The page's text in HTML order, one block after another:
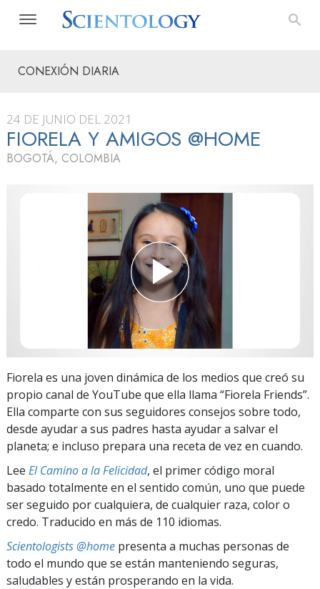
CONEXIÓN DIARIA
24 DE JUNIO DEL 2021
FIORELA Y AMIGOS @HOME
BOGOTÁ, COLOMBIA
Fiorela es una joven dinámica de los medios que creó su
propio canal de YouTube que ella llama “Fiorela Friends”.
Ella comparte con sus seguidores consejos sobre todo,
desde ayudar a sus padres hasta ayudar a salvar el
planeta; e incluso prepara una receta de vez en cuando.
Lee El Camino a la Felicidad, el primer código moral
basado totalmente en el sentido común, uno que puede
ser seguido por cualquiera, de cualquier raza, color o
credo. Traducido en más de 110 idiomas.
Scientologists @home presenta a muchas personas de
todo el mundo que se están manteniendo seguras,
saludables y están prosperando en la vida.